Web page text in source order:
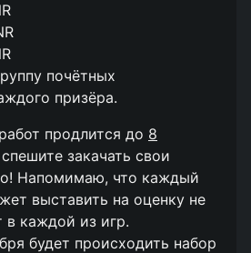
почётных
призёра.
продлится до 8
закачать свои
Напомимаю, что каждый
выставить на оценку не
в каждой из игр.
будет происходить набор